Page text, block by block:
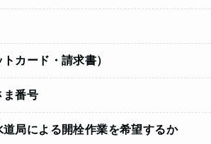
カード・請求書）
ま番号
局による開栓作業を希望するか